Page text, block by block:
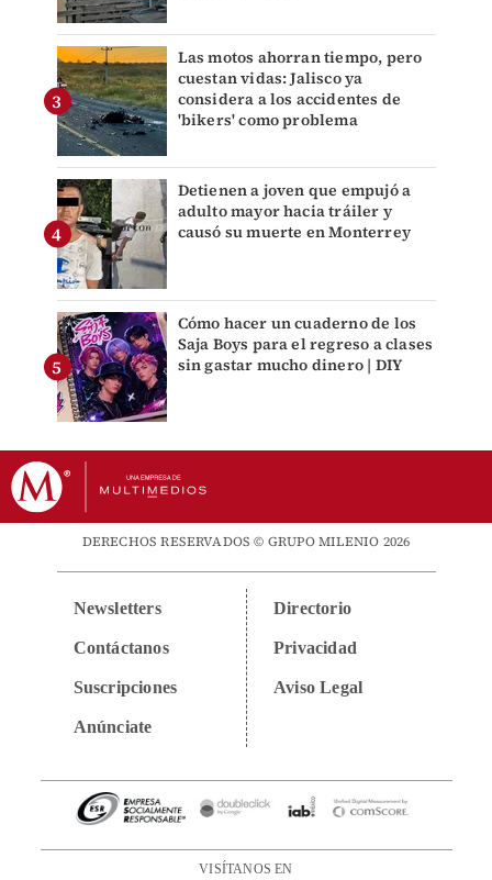
Las motos ahorran tiempo, pero
cuestan vidas: Jalisco ya
considera a los accidentes de
'bikers' como problema
Detienen a joven que empujó a
adulto mayor hacia tráiler y
causó su muerte en Monterrey
Cómo hacer un cuaderno de los
Saja Boys para el regreso a clases
sin gastar mucho dinero | DIY
DERECHOS RESERVADOS © GRUPO MILENIO 2026
Newsletters
Contáctanos
Suscripciones
Anúnciate
Directorio
Privacidad
Aviso Legal
VISÍTANOS EN